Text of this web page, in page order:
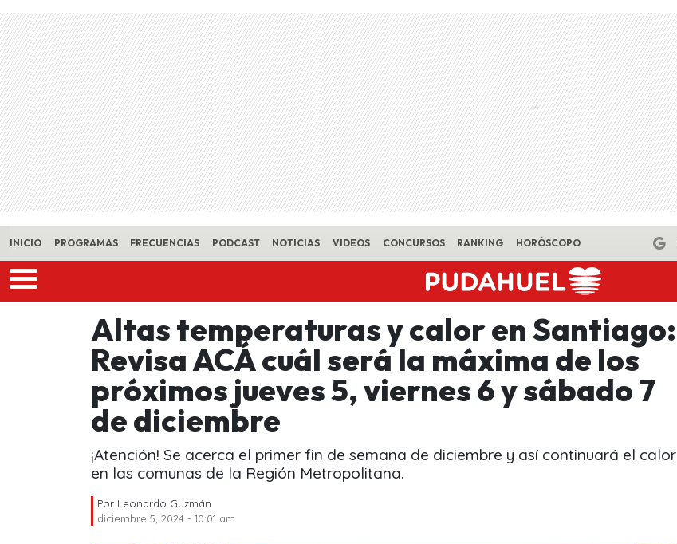
Skip to main content
INICIO PROGRAMAS FRECUENCIAS PODCAST NOTICIAS VIDEOS CONCURSOS RANKING HORÓSCOPO
Altas temperaturas y calor en Santiago:
Revisa ACÁ cuál será la máxima de los
próximos jueves 5, viernes 6 y sábado 7
de diciembre
¡Atención! Se acerca el primer fin de semana de diciembre y así continuará el calor
en las comunas de la Región Metropolitana.
Por Leonardo Guzmán
diciembre 5, 2024 - 10:01 am